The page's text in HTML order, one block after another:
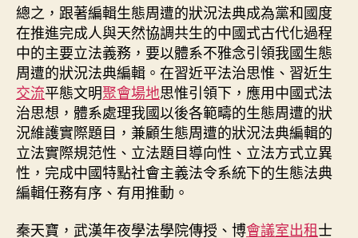
總之，跟著編輯生態周遭的狀況法典成為黨和國度
在推進完成人與天然協調共生的中國式古代化過程
中的主要立法義務，要以體系不雅念引領我國生態
周遭的狀況法典編輯。在習近平法治思惟、習近生
交流平態文明聚會場地思惟引領下，應用中國式法
治思想，體系處理我國以後各範疇的生態周遭的狀
況維護實際題目，兼顧生態周遭的狀況法典編輯的
立法實際規范性、立法題目導向性、立法方式立異
性，完成中國特點社會主義法令系統下的生態法典
編輯任務有序、有用推動。
秦天寶，武漢年夜學法學院傳授、博會議室出租士